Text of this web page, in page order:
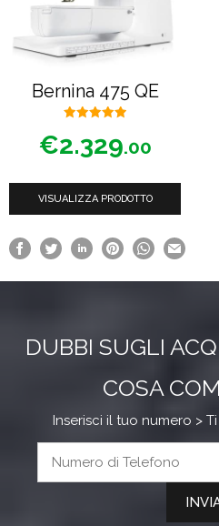
Bernina 475 QE
su 5
€2.329.00
VISUALIZZA PRODOTTO
DUBBI SUGLI
COSA
Inserisci il tuo numero >